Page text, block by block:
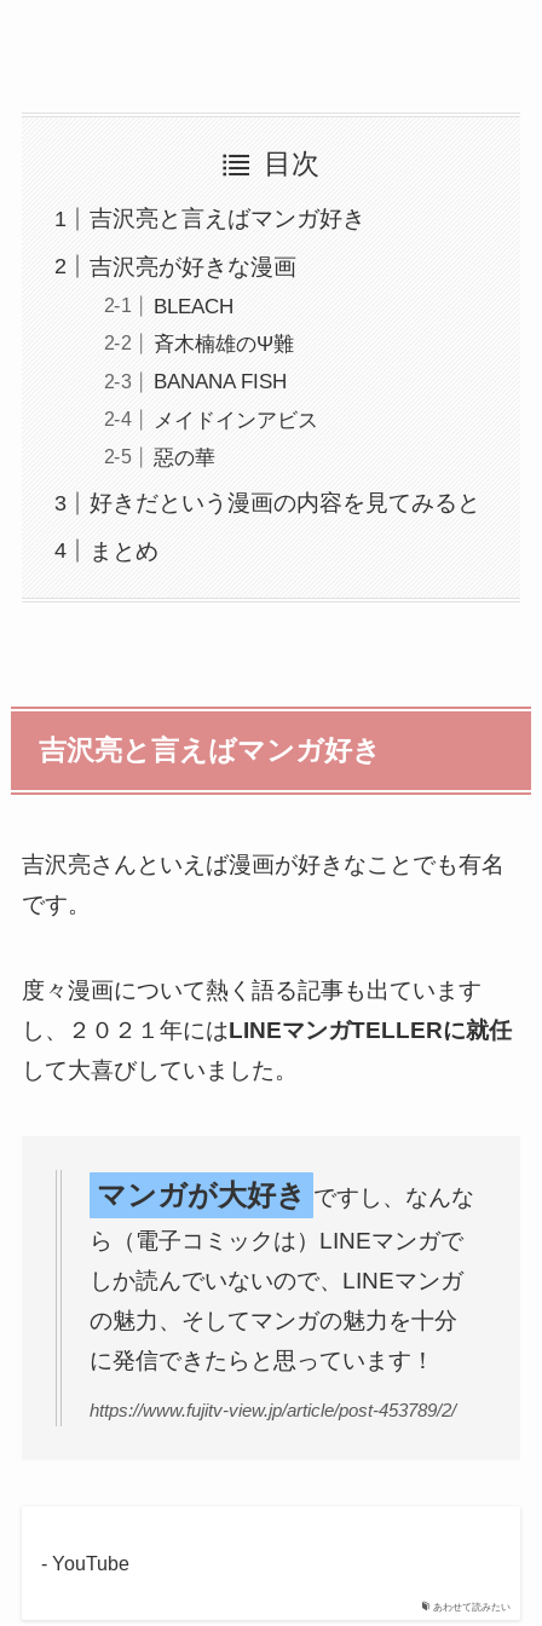
目次
吉沢亮と言えばマンガ好き
吉沢亮が好きな漫画
BLEACH
斉木楠雄のΨ難
BANANA FISH
メイドインアビス
惡の華
好きだという漫画の内容を見てみると
まとめ
吉沢亮と言えばマンガ好き
吉沢亮さんといえば漫画が好きなことでも有名
です。
度々漫画について熱く語る記事も出ています
し、２０２１年にはLINEマンガTELLERに就任
して大喜びしていました。
マンガが大好き ですし、なんな
ら（電子コミックは）LINEマンガで
しか読んでいないので、LINEマンガ
の魅力、そしてマンガの魅力を十分
に発信できたらと思っています！
https://www.fujitv-view.jp/article/post-453789/2/
あわせて読みたい
- YouTube